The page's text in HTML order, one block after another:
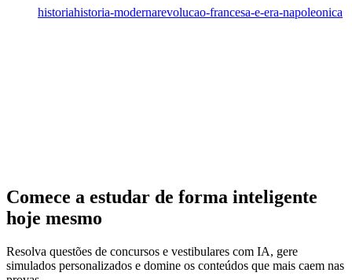
historiahistoria-modernarevolucao-francesa-e-era-napoleonica
Comece a estudar de forma inteligente
hoje mesmo
Resolva questões de concursos e vestibulares com IA, gere
simulados personalizados e domine os conteúdos que mais caem nas